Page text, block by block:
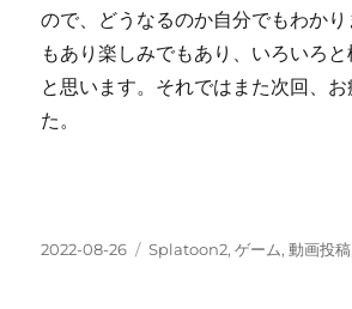
ので、どうなるのか自分でもわか
もあり楽しみでもあり、いろいろ
と思います。それではまた次回、
た。
投
2022-08-26
カ
Splatoon2,ゲーム,動画投稿